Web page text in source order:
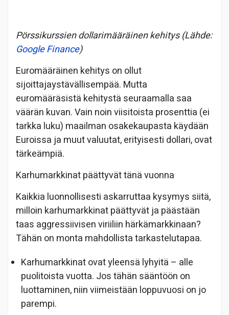
Pörssikurssien dollarimääräinen kehitys (Lähde:
Google Finance)
Euromääräinen kehitys on ollut
sijoittajaystävällisempää. Mutta
euromääräsistä kehitystä seuraamalla saa
väärän kuvan. Vain noin viisitoista prosenttia (ei
tarkka luku) maailman osakekaupasta käydään
Euroissa ja muut valuutat, erityisesti dollari, ovat
tärkeämpiä.
Karhumarkkinat päättyvät tänä vuonna
Kaikkia luonnollisesti askarruttaa kysymys siitä,
milloin karhumarkkinat päättyvät ja päästään
taas aggressiivisen viriiliin härkämarkkinaan?
Tähän on monta mahdollista tarkastelutapaa.
Karhumarkkinat ovat yleensä lyhyitä – alle
puolitoista vuotta. Jos tähän sääntöön on
luottaminen, niin viimeistään loppuvuosi on jo
parempi.